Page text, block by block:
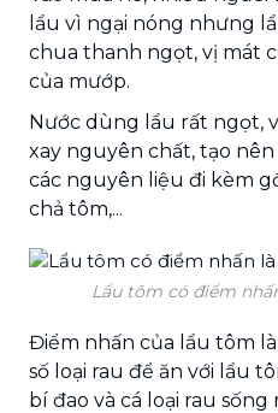
lẩu vì ngại nóng nhưng
chua thanh ngọt, vị mát
của mướp.
Nước dùng lẩu rất ngọt,
xay nguyên chất, tạo
các nguyên liệu đi kèm
chả tôm,...
Lẩu tôm có điểm
Điểm nhấn của lẩu tôm
số loại rau để ăn với lẩu
bí đao và cá loại rau sống